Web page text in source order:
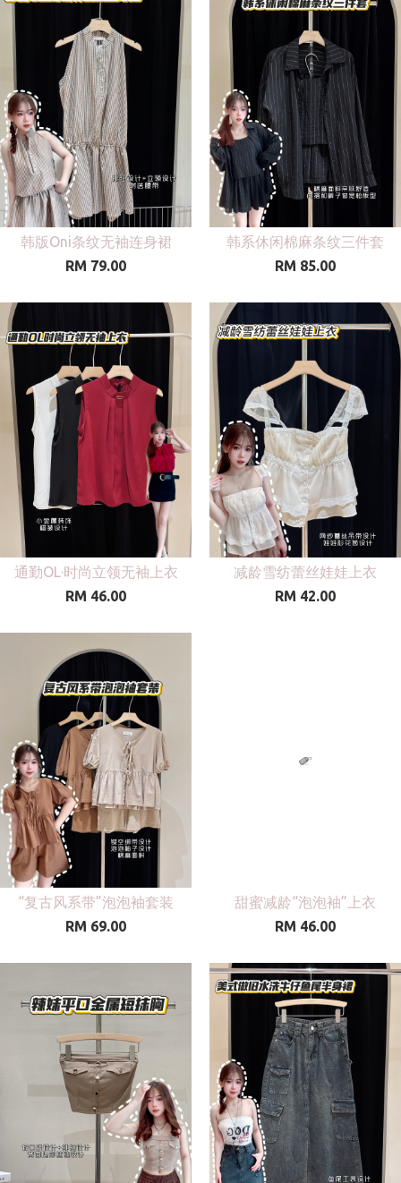
韩版Oni条纹无袖连身裙
RM 79.00
韩系休闲棉麻条纹三件套
RM 85.00
通勤OL·时尚立领无袖上衣
RM 46.00
减龄雪纺蕾丝娃娃上衣
RM 42.00
“复古风系带”泡泡袖套装
RM 69.00
甜蜜减龄“泡泡袖”上衣
RM 46.00